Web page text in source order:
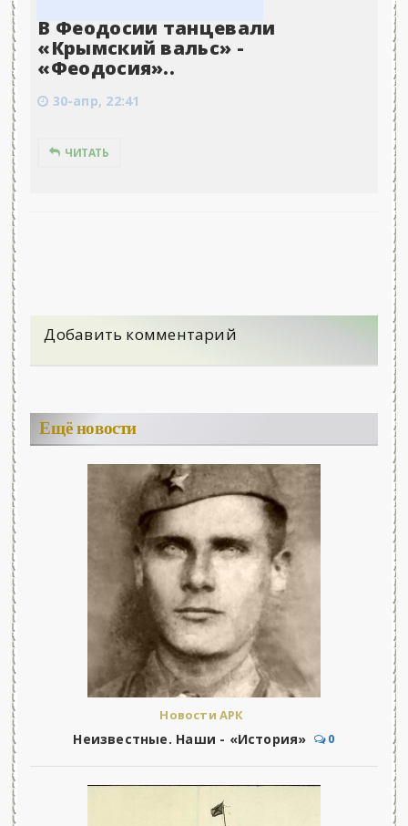
В Феодосии танцевали
«Крымский вальс» -
«Феодосия»..
30-апр, 22:41
ЧИТАТЬ
Добавить комментарий
Ещё новости
Новости АРК
Неизвестные. Наши - «История» 0